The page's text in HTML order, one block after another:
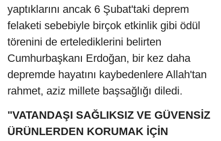
yaptıklarını ancak 6 Şubat'taki deprem
felaketi sebebiyle birçok etkinlik gibi ödül
törenini de ertelediklerini belirten
Cumhurbaşkanı Erdoğan, bir kez daha
depremde hayatını kaybedenlere Allah'tan
rahmet, aziz millete başsağlığı diledi.
"VATANDAŞI SAĞLIKSIZ VE GÜVENSİZ
ÜRÜNLERDEN KORUMAK İÇİN